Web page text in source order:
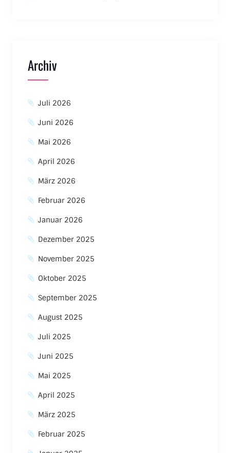
Archiv
Juli 2026
Juni 2026
Mai 2026
April 2026
März 2026
Februar 2026
Januar 2026
Dezember 2025
November 2025
Oktober 2025
September 2025
August 2025
Juli 2025
Juni 2025
Mai 2025
April 2025
März 2025
Februar 2025